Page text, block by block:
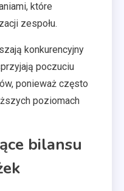
które
zespołu.
konkurencyjny
poczuciu
ponieważ często
poziomach
bilansu